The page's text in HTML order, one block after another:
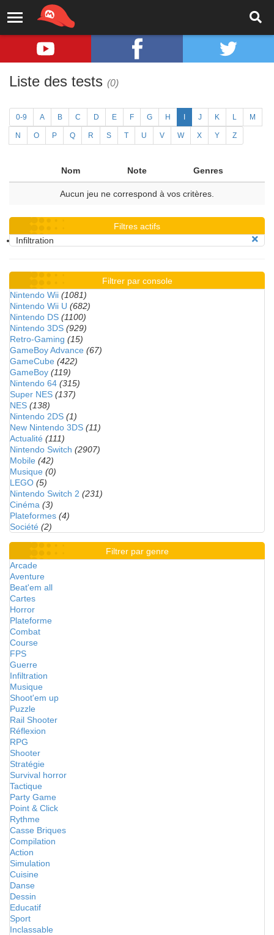
Liste des tests (0)
0-9 A B C D E F G H J K L M
N O P Q R S T U V W X Y Z
Nom Note Genres
Aucun jeu ne correspond à vos critères.
Filtres actifs
Infiltration
Filtrer par console
Nintendo Wii (1081)
Nintendo Wii U (682)
Nintendo DS (1100)
Nintendo 3DS (929)
Retro-Gaming (15)
GameBoy Advance (67)
GameCube (422)
GameBoy (119)
Nintendo 64 (315)
Super NES (137)
NES (138)
Nintendo 2DS (1)
New Nintendo 3DS (11)
Actualité (111)
Nintendo Switch (2907)
Mobile (42)
Musique (0)
LEGO (5)
Nintendo Switch 2 (231)
Cinéma (3)
Plateformes (4)
Société (2)
Filtrer par genre
Arcade
Aventure
Beat'em all
Cartes
Horror
Plateforme
Combat
Course
FPS
Guerre
Infiltration
Musique
Shoot'em up
Puzzle
Rail Shooter
Réflexion
RPG
Shooter
Stratégie
Survival horror
Tactique
Party Game
Point & Click
Rythme
Casse Briques
Compilation
Action
Simulation
Cuisine
Danse
Dessin
Educatif
Sport
Inclassable